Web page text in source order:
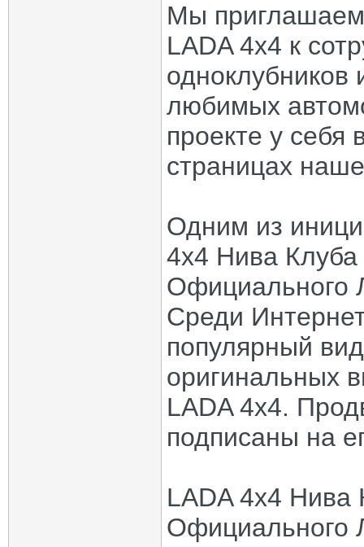
Мы
LADA 4x4 к
любимых
проекте у себя
страницах
Одним из
4x4 Нива Клуба
Официального
Среди
популярный
оригинальных
LADA 4x4.
подписаны на
LADA 4x4 Нива
Официального